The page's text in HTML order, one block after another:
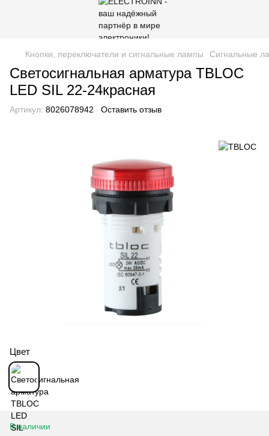
Кнопки, переключатели и сигнальные лампы Сигнальные
Светосигнальная арматура TBLOC
LED SIL 22-24красная
Артикул: 8026078942 Оставить отзыв
Цвет
В наличии